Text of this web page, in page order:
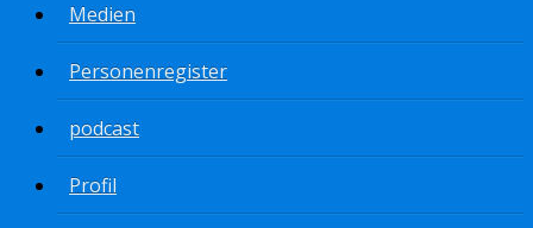
Medien
Personenregister
podcast
Profil